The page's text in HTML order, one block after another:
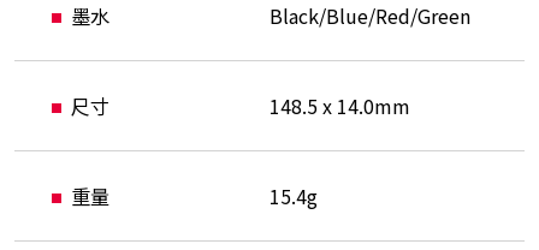
墨水 Black/Blue/Red/Green
尺寸 148.5 x 14.0mm
重量 15.4g